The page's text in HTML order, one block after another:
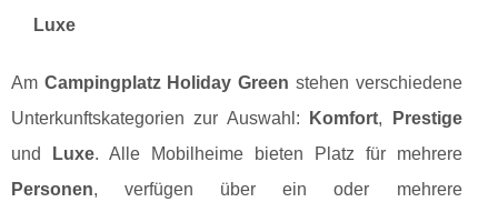
Luxe
Am Campingplatz Holiday Green stehen verschiedene
Unterkunftskategorien zur Auswahl:
Komfort,
Prestige
und
Luxe. Alle Mobilheime bieten Platz für mehrere
Personen, verfügen über ein oder mehrere